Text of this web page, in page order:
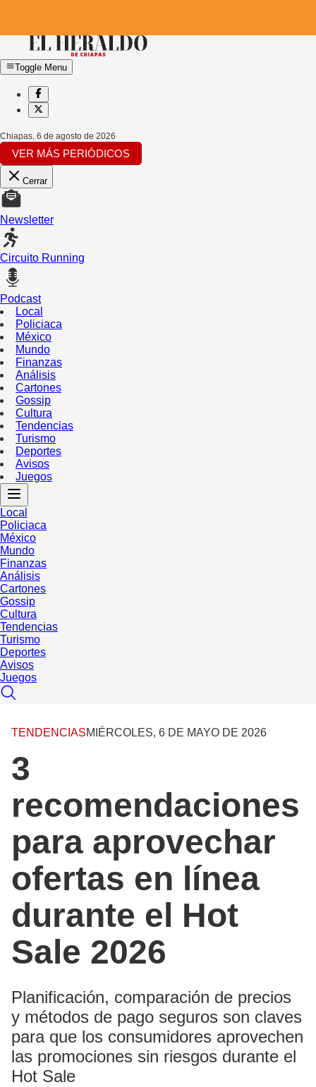
Toggle Menu
Chiapas, 6 de agosto de 2026
VER MÁS PERIÓDICOS
Cerrar
Newsletter
Circuito Running
Podcast
Local
Policiaca
México
Mundo
Finanzas
Análisis
Cartones
Gossip
Cultura
Tendencias
Turismo
Deportes
Avisos
Juegos
Local
Policiaca
México
Mundo
Finanzas
Análisis
Cartones
Gossip
Cultura
Tendencias
Turismo
Deportes
Avisos
Juegos
TENDENCIASMIÉRCOLES, 6 DE MAYO DE 2026
3
recomendaciones
para aprovechar
ofertas en línea
durante el Hot
Sale 2026
Planificación, comparación de precios
y métodos de pago seguros son claves
para que los consumidores aprovechen
las promociones sin riesgos durante el
Hot Sale